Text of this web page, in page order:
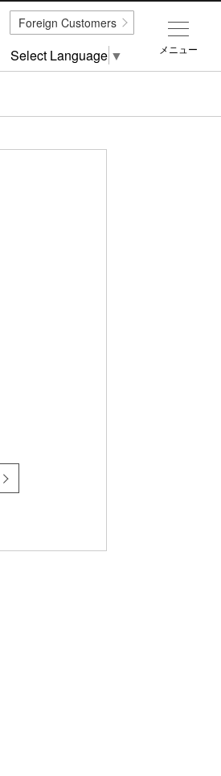
メニュー
Foreign Customers
Select Language ▼